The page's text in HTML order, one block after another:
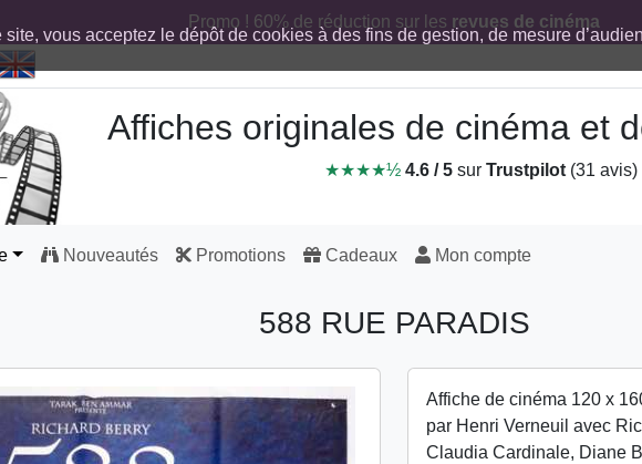
vous acceptez le dépôt de cookies à des fins de gestion, de mesure
Promo ! 60% de réduction sur les revues de cinéma
Affiches originales de cinéma et
★★★★½ 4.6 / 5 sur Trustpilot (31 avis)
Nouveautés Promotions Cadeaux Mon compte
588 RUE PARADIS
Affiche de cinéma 120 x
par Henri Verneuil avec
Claudia Cardinale, Diane